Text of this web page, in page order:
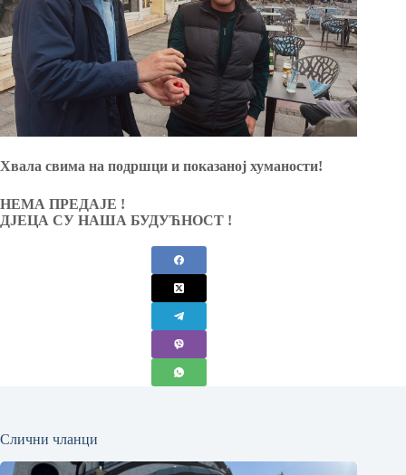
Хвала свима на подршци и показаној хуманости!
НЕМА ПРЕДАЈЕ !
ДЈЕЦА СУ НАША БУДУЋНОСТ !
Слични чланци